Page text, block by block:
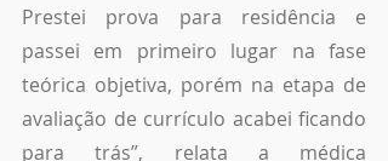
Prestei prova para residência e
passei em primeiro lugar na fase
teórica objetiva, porém na etapa de
avaliação de currículo acabei ficando
para trás”, relata a médica